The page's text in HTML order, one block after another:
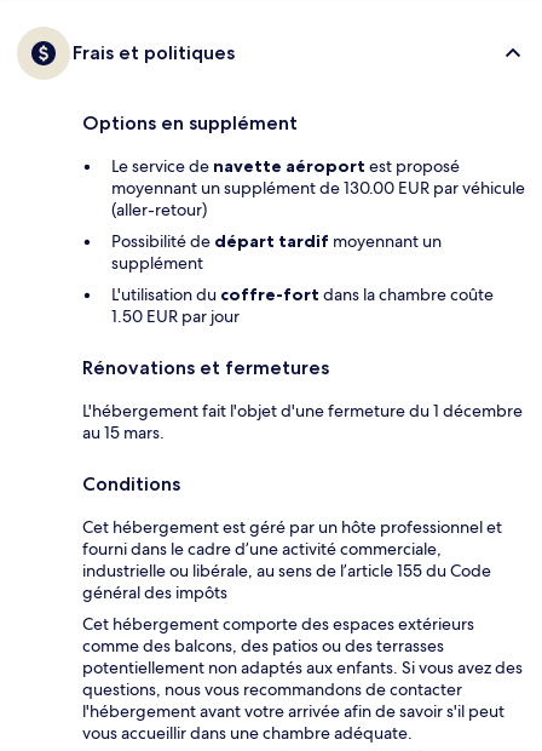
Frais et politiques
Options en supplément
Le service de navette aéroport est proposé
moyennant un supplément de 130.00 EUR par véhicule
(aller-retour)
Possibilité de départ tardif moyennant un
supplément
L'utilisation du coffre-fort dans la chambre coûte
1.50 EUR par jour
Rénovations et fermetures
L'hébergement fait l'objet d'une fermeture du 1 décembre
au 15 mars.
Conditions
Cet hébergement est géré par un hôte professionnel et
fourni dans le cadre d’une activité commerciale,
industrielle ou libérale, au sens de l’article 155 du Code
général des impôts
Cet hébergement comporte des espaces extérieurs
comme des balcons, des patios ou des terrasses
potentiellement non adaptés aux enfants. Si vous avez des
questions, nous vous recommandons de contacter
l'hébergement avant votre arrivée afin de savoir s'il peut
vous accueillir dans une chambre adéquate.